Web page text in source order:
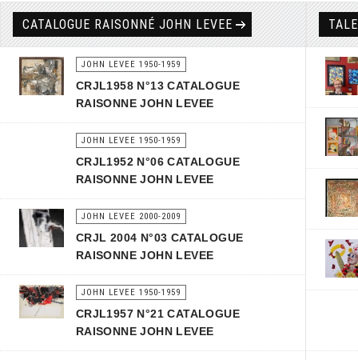
CATALOGUE RAISONNÉ JOHN LEVEE
JOHN LEVEE 1950-1959
CRJL1958 N°13 CATALOGUE
RAISONNE JOHN LEVEE
JOHN LEVEE 1950-1959
CRJL1952 N°06 CATALOGUE
RAISONNE JOHN LEVEE
JOHN LEVEE 2000-2009
CRJL 2004 N°03 CATALOGUE
RAISONNE JOHN LEVEE
JOHN LEVEE 1950-1959
CRJL1957 N°21 CATALOGUE
RAISONNE JOHN LEVEE